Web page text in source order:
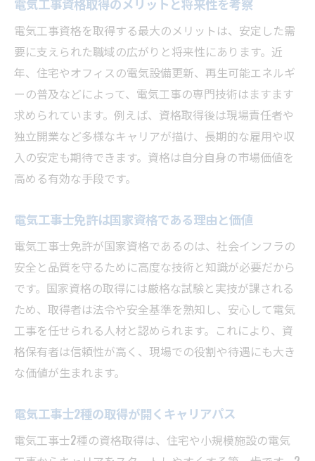
電気工事資格を取得する最大のメリットは、安定した需
要に支えられた職域の広がりと将来性にあります。近
年、住宅やオフィスの電気設備更新、再生可能エネルギ
ーの普及などによって、電気工事の専門技術はますます
求められています。例えば、資格取得後は現場責任者や
独立開業など多様なキャリアが描け、長期的な雇用や収
入の安定も期待できます。資格は自分自身の市場価値を
高める有効な手段です。
電気工事士免許は国家資格である理由と価値
電気工事士免許が国家資格であるのは、社会インフラの
安全と品質を守るために高度な技術と知識が必要だから
です。国家資格の取得には厳格な試験と実技が課される
ため、取得者は法令や安全基準を熟知し、安心して電気
工事を任せられる人材と認められます。これにより、資
格保有者は信頼性が高く、現場での役割や待遇にも大き
な価値が生まれます。
電気工事士2種の取得が開くキャリアパス
電気工事士2種の資格取得は、住宅や小規模施設の電気